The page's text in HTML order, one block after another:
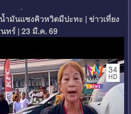
.
ำมันแซงคิวหวิดมีปะทะ | ข่าวเที่ยง
ทร์ | 23 มี.ค. 69